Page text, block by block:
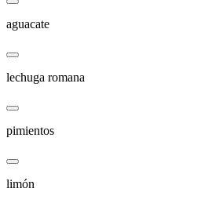
aguacate
lechuga romana
pimientos
limón